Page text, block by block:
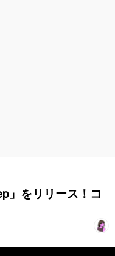
」をリリース！コ